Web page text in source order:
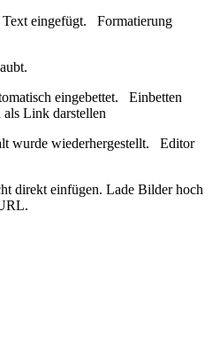
Text eingefügt. Formatierung
eingebettet. Einbetten
Link darstellen
wurde wiederhergestellt. Editor
direkt einfügen. Lade Bilder hoch